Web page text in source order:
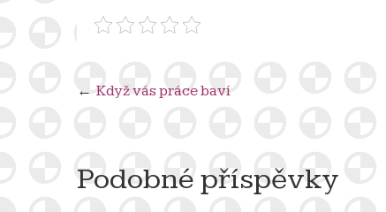
Navigace
příspěvek
Když vás práce baví
Podobné příspěvky